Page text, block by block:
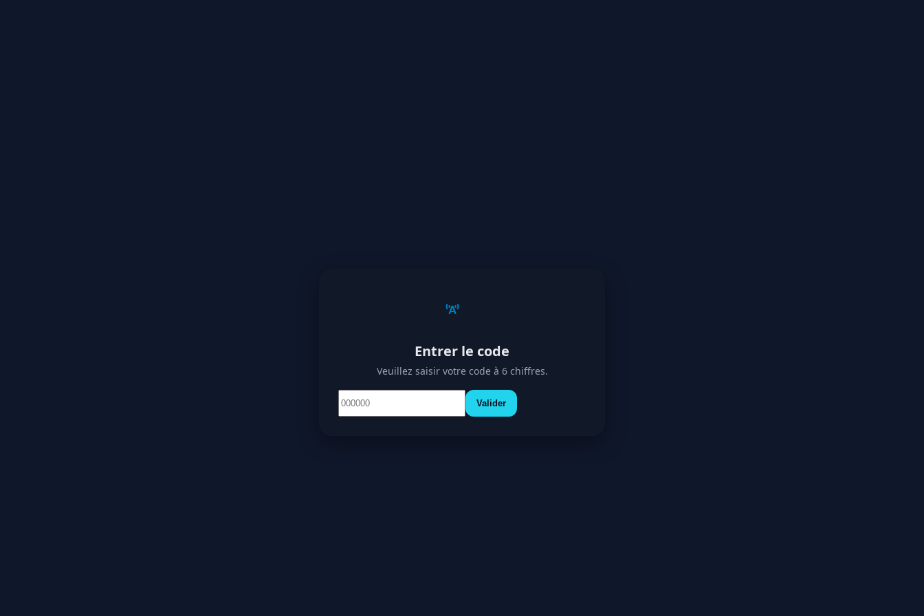
Entrer le code
Veuillez saisir votre code à 6 chiffres.
Valider